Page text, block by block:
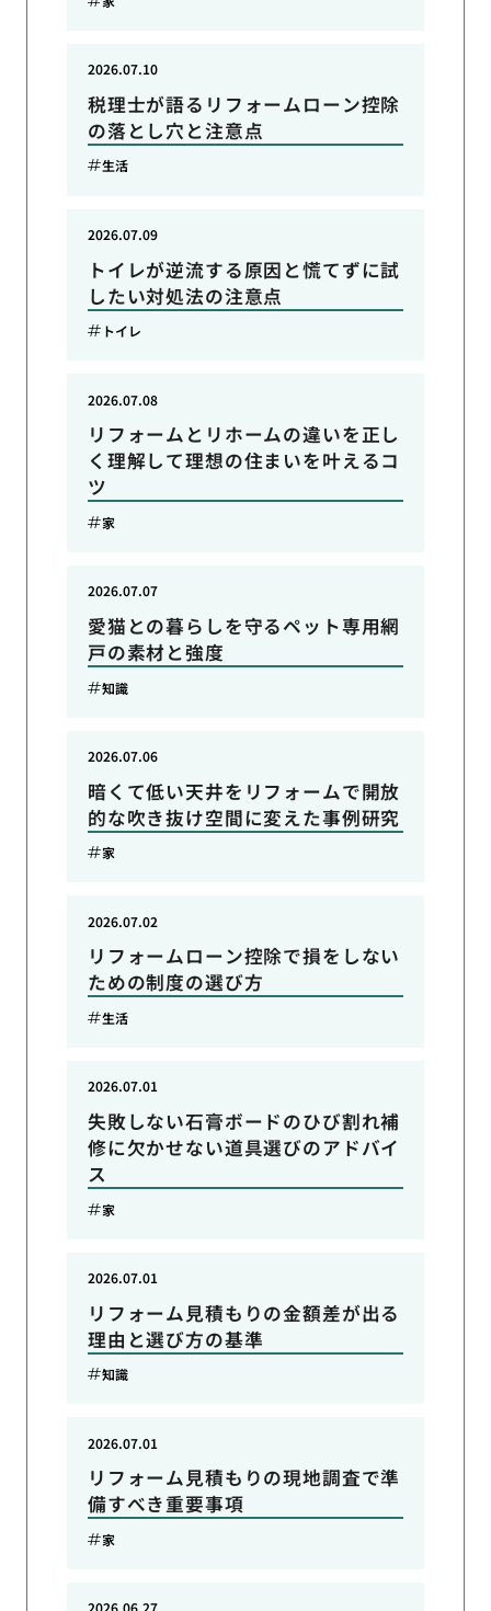
税理士が語るリフォームローン控除
の落とし穴と注意点
2026.07.10
生活
トイレが逆流する原因と慌てずに試
したい対処法の注意点
2026.07.09
トイレ
リフォームとリホームの違いを正し
く理解して理想の住まいを叶えるコ
ツ
2026.07.08
家
愛猫との暮らしを守るペット専用網
戸の素材と強度
2026.07.07
知識
暗くて低い天井をリフォームで開放
的な吹き抜け空間に変えた事例研究
2026.07.06
家
リフォームローン控除で損をしない
ための制度の選び方
2026.07.02
生活
失敗しない石膏ボードのひび割れ補
修に欠かせない道具選びのアドバイ
ス
2026.07.01
家
リフォーム見積もりの金額差が出る
理由と選び方の基準
2026.07.01
知識
リフォーム見積もりの現地調査で準
備すべき重要事項
2026.07.01
家